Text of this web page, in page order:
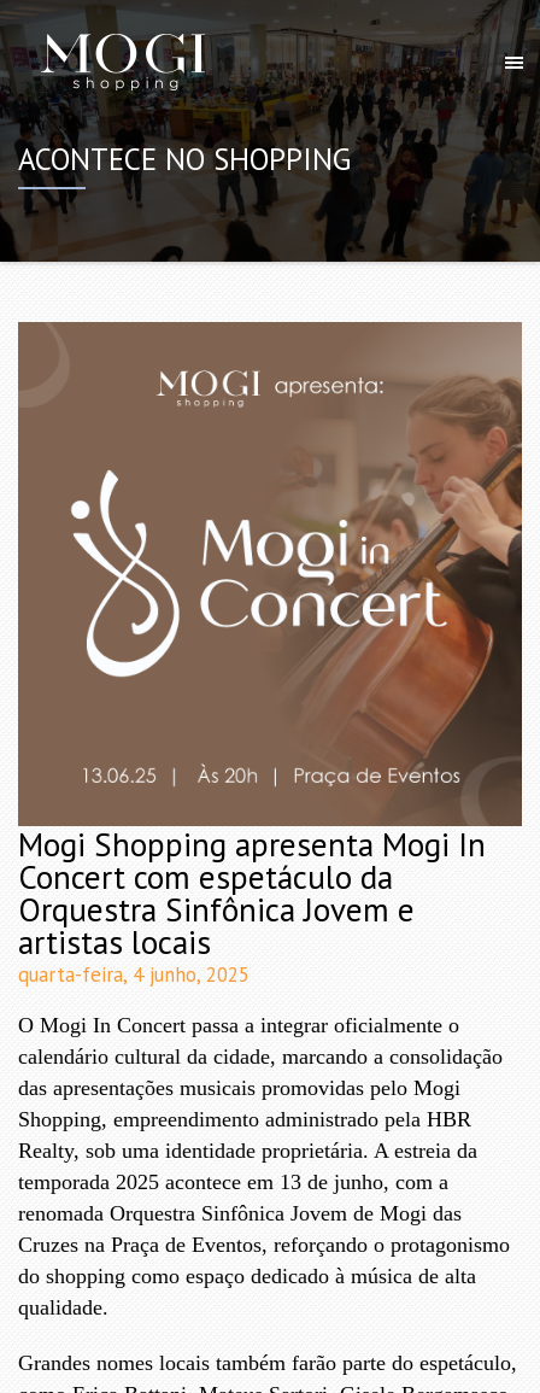
ACONTECE NO SHOPPING
Mogi Shopping apresenta Mogi In
Concert com espetáculo da
Orquestra Sinfônica Jovem e
artistas locais
quarta-feira, 4 junho, 2025
O Mogi In Concert passa a integrar oficialmente o
calendário cultural da cidade, marcando a consolidação
das apresentações musicais promovidas pelo Mogi
Shopping, empreendimento administrado pela HBR
Realty, sob uma identidade proprietária. A estreia da
temporada 2025 acontece em 13 de junho, com a
renomada Orquestra Sinfônica Jovem de Mogi das
Cruzes na Praça de Eventos, reforçando o protagonismo
do shopping como espaço dedicado à música de alta
qualidade.
Grandes nomes locais também farão parte do espetáculo,